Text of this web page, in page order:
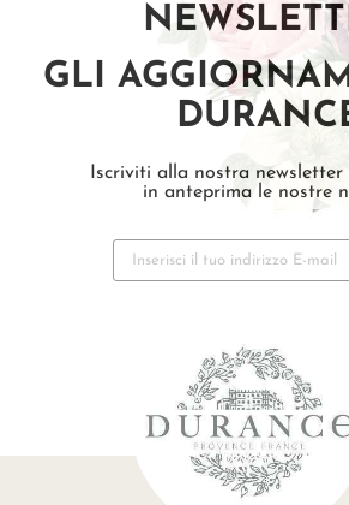
GLI
Iscriviti alla nostra newsletter
in anteprima le nostre